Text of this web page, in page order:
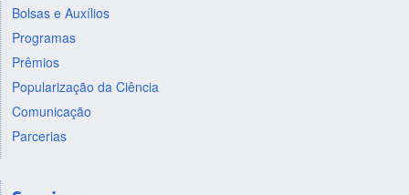
Bolsas e Auxílios
Programas
Prêmios
Popularização da Ciência
Comunicação
Parcerias